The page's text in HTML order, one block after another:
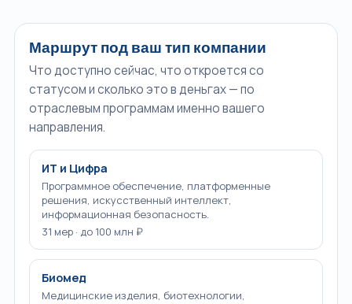
Маршрут под ваш тип компании
Что доступно сейчас, что откроется со
статусом и сколько это в деньгах — по
отраслевым программам именно вашего
направления.
ИТ и Цифра
Программное обеспечение, платформенные
решения, искусственный интеллект,
информационная безопасность.
31 мер · до 100 млн ₽
Биомед
Медицинские изделия, биотехнологии,